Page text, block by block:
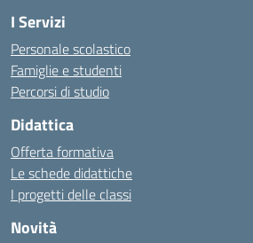
I Servizi
Personale scolastico
Famiglie e studenti
Percorsi di studio
Didattica
Offerta formativa
Le schede didattiche
I progetti delle classi
Novità